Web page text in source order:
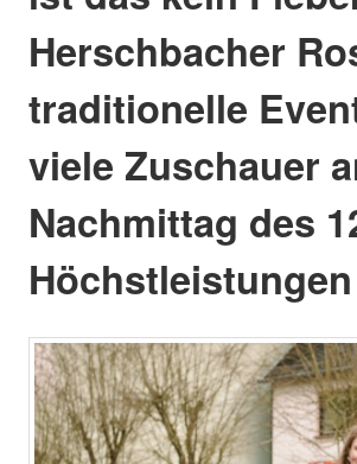
Herschbacher
traditionelle
viele Zuschauer
Nachmittag des